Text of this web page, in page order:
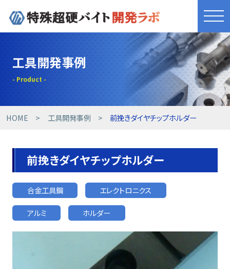
きれものづくり
商品・サービス
工具開発事例
技術コラム
設備紹介
お客様の声
工具開発事例
HOME 工具開発事例 前挽きダイヤチップホルダー
前挽きダイヤチップホルダー
合金工具鋼 エレクトロニクス
アルミ ホルダー